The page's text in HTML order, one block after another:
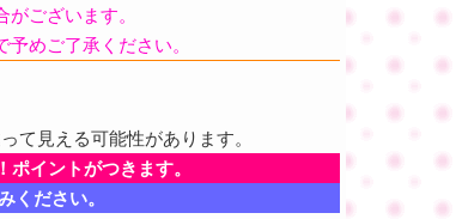
ございます。
めご了承ください。
て見える可能性があります。
イントがつきます。
ださい。